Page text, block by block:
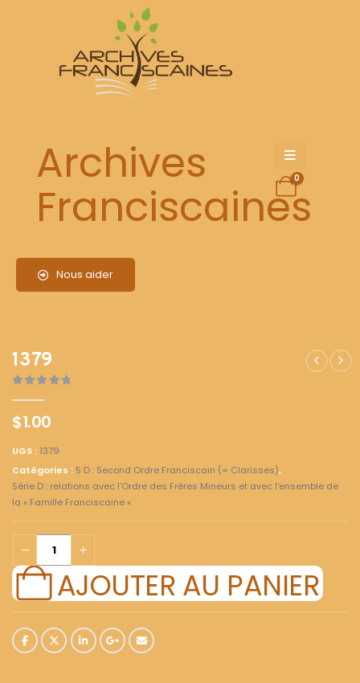
Archives
Franciscaines
Nous aider
0
1379
$1.00
UGS : 1379
Catégories : 5 D : Second Ordre Franciscain (= Clarisses),
Série D : relations avec l'Ordre des Frères Mineurs et avec l'ensemble de
la « Famille Franciscaine »
AJOUTER AU PANIER